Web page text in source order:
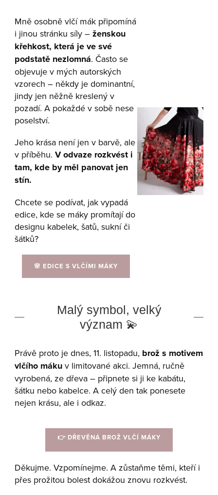
Mně osobně vlčí mák připomíná
i jinou stránku síly – ženskou
křehkost, která je ve své
podstatě nezlomná. Často se
objevuje v mých autorských
vzorech – někdy je dominantní,
jindy jen něžně kreslený v
pozadí. A pokaždé v sobě nese
poselství.
Jeho krása není jen v barvě, ale
v příběhu. V odvaze rozkvést i
tam, kde by měl panovat jen
stín.
Chcete se podívat, jak vypadá
edice, kde se máky promítají do
designu kabelek, šatů, sukní či
šátků?
🌸 EDICE S VLČÍMI MÁKY
Malý symbol, velký
význam 💫
Právě proto je dnes, 11. listopadu, brož s motivem
vlčího máku v limitované akci. Jemná, ručně
vyrobená, ze dřeva – připnete si ji ke kabátu,
šátku nebo kabelce. A celý den tak ponesete
nejen krásu, ale i odkaz.
👉 DŘEVĚNÁ BROŽ VLČÍ MÁKY
Děkujme. Vzpomínejme. A zůstaňme těmi, kteří i
přes prožitou bolest dokážou znovu rozkvést.